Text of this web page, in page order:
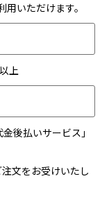
いただけます。
上
後払いサービス」
文をお受けいたし